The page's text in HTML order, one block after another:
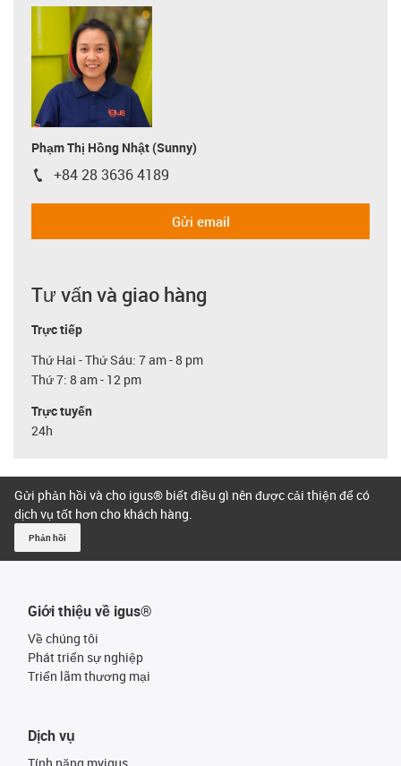
Phạm Thị Hồng Nhật (Sunny)
igus-icon-phone
+84 28 3636 4189
Gửi email
Tư vấn và giao hàng
Trực tiếp
Thứ Hai - Thứ Sáu: 7 am - 8 pm
Thứ 7: 8 am - 12 pm
Trực tuyến
24h
Gửi phản hồi và cho igus® biết điều gì nên được cải thiện để có
dịch vụ tốt hơn cho khách hàng.
Phản hồi
Giới thiệu về igus®
Về chúng tôi
Phát triển sự nghiệp
Triển lãm thương mại
Dịch vụ
Tính năng myigus